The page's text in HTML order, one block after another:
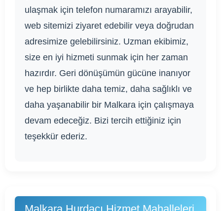
ulaşmak için telefon numaramızı arayabilir,
web sitemizi ziyaret edebilir veya doğrudan
adresimize gelebilirsiniz. Uzman ekibimiz,
size en iyi hizmeti sunmak için her zaman
hazırdır. Geri dönüşümün gücüne inanıyor
ve hep birlikte daha temiz, daha sağlıklı ve
daha yaşanabilir bir Malkara için çalışmaya
devam edeceğiz. Bizi tercih ettiğiniz için
teşekkür ederiz.